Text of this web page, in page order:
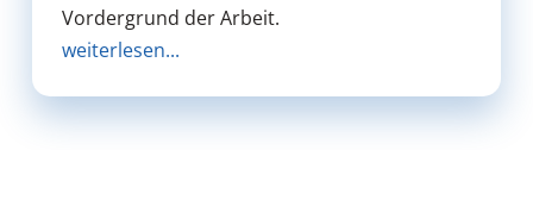
Vordergrund der Arbeit.
weiterlesen...